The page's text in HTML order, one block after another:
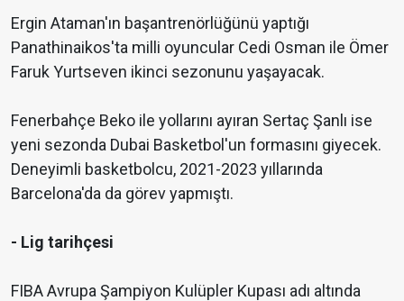
Ergin Ataman'ın başantrenörlüğünü yaptığı
Panathinaikos'ta milli oyuncular Cedi Osman ile Ömer
Faruk Yurtseven ikinci sezonunu yaşayacak.
Fenerbahçe Beko ile yollarını ayıran Sertaç Şanlı ise
yeni sezonda Dubai Basketbol'un formasını giyecek.
Deneyimli basketbolcu, 2021-2023 yıllarında
Barcelona'da da görev yapmıştı.
- Lig tarihçesi
FIBA Avrupa Şampiyon Kulüpler Kupası adı altında